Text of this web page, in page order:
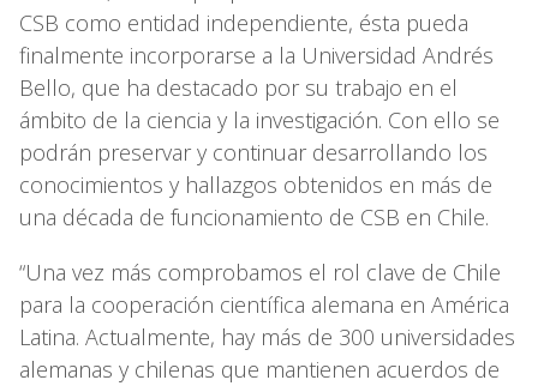
CSB como entidad independiente, ésta pueda
finalmente incorporarse a la Universidad Andrés
Bello, que ha destacado por su trabajo en el
ámbito de la ciencia y la investigación. Con ello se
podrán preservar y continuar desarrollando los
conocimientos y hallazgos obtenidos en más de
una década de funcionamiento de CSB en Chile.
“Una vez más comprobamos el rol clave de Chile
para la cooperación científica alemana en América
Latina. Actualmente, hay más de 300 universidades
alemanas y chilenas que mantienen acuerdos de